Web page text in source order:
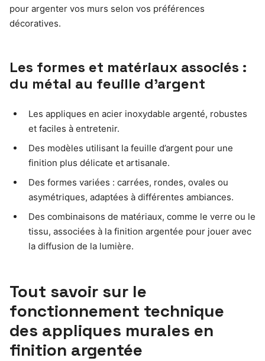
pour argenter vos murs selon vos préférences
décoratives.
Les formes et matériaux associés :
du métal au feuille d’argent
Les appliques en acier inoxydable argenté, robustes
et faciles à entretenir.
Des modèles utilisant la feuille d’argent pour une
finition plus délicate et artisanale.
Des formes variées : carrées, rondes, ovales ou
asymétriques, adaptées à différentes ambiances.
Des combinaisons de matériaux, comme le verre ou le
tissu, associées à la finition argentée pour jouer avec
la diffusion de la lumière.
Tout savoir sur le
fonctionnement technique
des appliques murales en
finition argentée